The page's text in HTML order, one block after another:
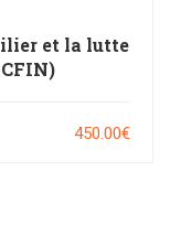
et la lutte
450.00€